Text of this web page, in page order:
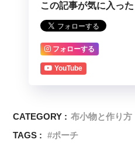
この記事が気に入っ
フォローする
YouTube
CATEGORY : 布小物と作り方
TAGS :
ポーチ